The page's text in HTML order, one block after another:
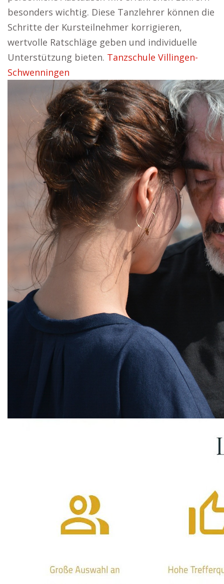
besonders wichtig. Diese Tanzlehrer können die
Schritte der Kursteilnehmer korrigieren,
wertvolle Ratschläge geben und individuelle
Unterstützung bieten. Tanzschule Villingen-
Schwenningen